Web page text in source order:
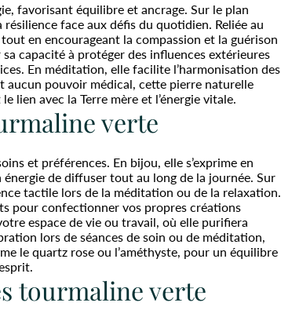
favorisant équilibre et ancrage. Sur le plan
face aux défis du quotidien. Reliée au
en encourageant la compassion et la guérison
capacité à protéger des influences extérieures
En méditation, elle facilite l’harmonisation des
aucun pouvoir médical, cette pierre naturelle
lien avec la Terre mère et l’énergie vitale.
verte
et préférences. En bijou, elle s’exprime en
de diffuser tout au long de la journée. Sur
tactile lors de la méditation ou de la relaxation.
pour confectionner vos propres créations
espace de vie ou travail, où elle purifiera
lors de séances de soin ou de méditation,
le quartz rose ou l’améthyste, pour un équilibre
tourmaline verte